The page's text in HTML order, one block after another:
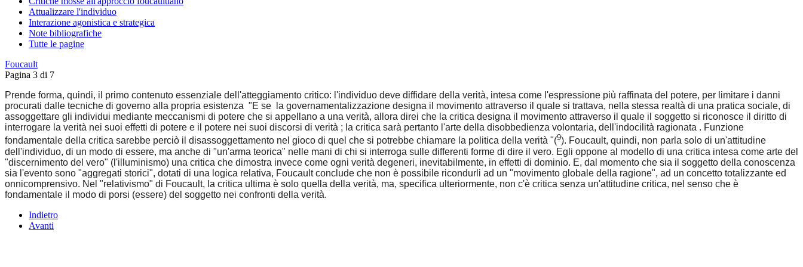
Attualizzare l'individuo
Interazione agonistica e strategica
Note bibliografiche
Tutte le pagine
Foucault
Pagina 3 di 7
Prende forma, quindi, il primo contenuto essenziale dell'atteggiamento critico: l'individuo deve diffidare della verità, intesa come l'espressione più raffinata del potere, per limitare i danni
procurati dalle tecniche di governo alla propria esistenza "E se la governamentalizzazione designa il movimento attraverso il quale si trattava, nella stessa realtà di una pratica sociale, di
assoggettare gli individui mediante meccanismi di potere che si appellano a una verità, allora direi che la critica designa il movimento attraverso il quale il soggetto si riconosce il diritto di
interrogare la verità nei suoi effetti di potere e il potere nei suoi discorsi di verità ; la critica sarà pertanto l'arte della disobbedienza volontaria, dell'indocilità ragionata . Funzione
fondamentale della critica sarebbe perciò il disassoggettamento nel gioco di quel che si potrebbe chiamare la politica della verità "(9). Foucault, quindi, non parla solo di un'attitudine
dell'individuo, di un modo di essere, ma anche di "un'arma teorica" nelle mani di chi si interroga sulle differenti forme di dire il vero. Egli oppone al modello di una critica intesa come arte del
"discernimento del vero" (l'illuminismo) una critica che dimostra invece come ogni verità degeneri, inevitabilmente, in effetti di dominio. E, dal momento che sia il soggetto della conoscenza
sia l'evento sono "aggregati storici", dotati di una logica relativa, Foucault conclude che non è possibile ricondurli ad un "movimento globale della ragione", ad un concetto totalizzante ed
onnicomprensivo. Nel "relativismo" di Foucault, la critica ultima è solo quella della verità, ma, specifica ulteriormente, non c'è critica senza un'attitudine critica, nel senso che è
fondamentale il modo di porsi (essere) del soggetto nei confronti della verità.
Indietro
Avanti